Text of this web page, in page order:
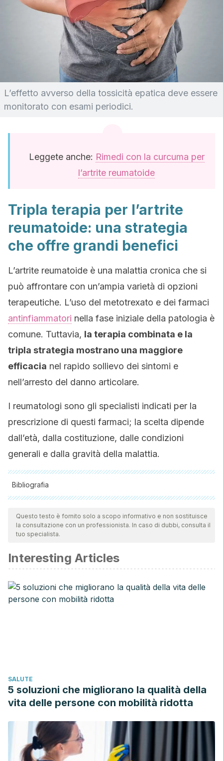
L’effetto avverso della tossicità epatica deve essere
monitorato con esami periodici.
Leggete anche: Rimedi con la curcuma per
l’artrite reumatoide
Tripla terapia per l’artrite
reumatoide: una strategia
che offre grandi benefici
L’artrite reumatoide è una malattia cronica che si
può affrontare con un’ampia varietà di opzioni
terapeutiche. L’uso del metotrexato e dei farmaci
antinfiammatori nella fase iniziale della patologia è
comune. Tuttavia, la terapia combinata e la
tripla strategia mostrano una maggiore
efficacia nel rapido sollievo dei sintomi e
nell’arresto del danno articolare.
I reumatologi sono gli specialisti indicati per la
prescrizione di questi farmaci; la scelta dipende
dall’età, dalla costituzione, dalle condizioni
generali e dalla gravità della malattia.
Bibliografia
Tutte le fonti citate sono state esaminate a fondo dal nostro
team per garantirne la qualità, l'affidabilità, l'attualità e la
validità. La bibliografia di questo articolo è stata considerata
Massardo Loreto. Artritis reumatoide temprana. Rev. méd.
Chile. 2008; 136( 11 ): 1468-1475.
Secco A, Alfie V, Espinola N, Bardach A. Epidemiología, uso
de recursos y costos de la artritis reumatoidea en
randomized comparative effectiveness study of oral triple
therapy versus etanercept plus methotrexate in early
aggressive rheumatoid arthritis: the treatment of Early
Aggressive Rheumatoid Arthritis Trial. Arthritis Rheum. 2012
Sep;64(9):2824-35.
De Jong PH, Quax RA, Huisman M, Gerards, et al.
Questo testo è fornito solo a scopo informativo e non sostituisce
la consultazione con un professionista. In caso di dubbi, consulta il
tuo specialista.
Interesting Articles
SALUTE
5 soluzioni che migliorano la qualità della
vita delle persone con mobilità ridotta